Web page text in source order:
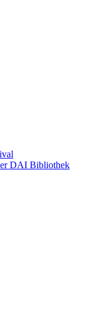
DAI Bibliothek